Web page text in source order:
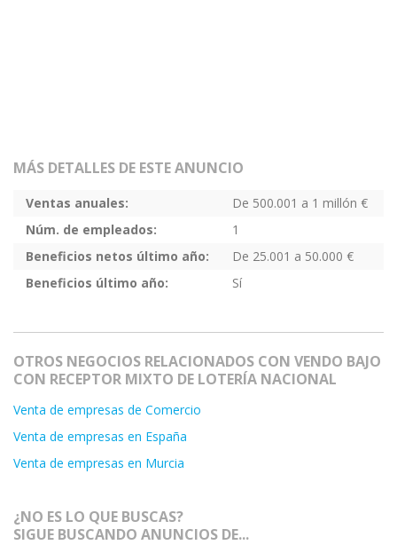
MÁS DETALLES DE ESTE ANUNCIO
Ventas anuales:
De 500.001 a 1 millón €
Núm. de empleados:
1
Beneficios netos último año:
De 25.001 a 50.000 €
Beneficios último año:
Sí
OTROS NEGOCIOS RELACIONADOS CON VENDO BAJO
CON RECEPTOR MIXTO DE LOTERÍA NACIONAL
Venta de empresas de Comercio
Venta de empresas en España
Venta de empresas en Murcia
¿NO ES LO QUE BUSCAS?
SIGUE BUSCANDO ANUNCIOS DE...